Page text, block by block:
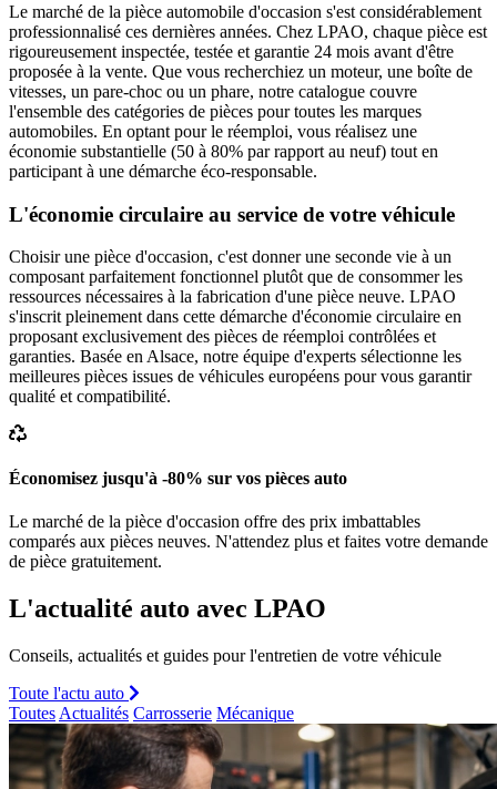
Le marché de la pièce automobile d'occasion s'est considérablement
professionnalisé ces dernières années. Chez LPAO, chaque pièce est
rigoureusement inspectée, testée et garantie 24 mois avant d'être
proposée à la vente. Que vous recherchiez un moteur, une boîte de
vitesses, un pare-choc ou un phare, notre catalogue couvre
l'ensemble des catégories de pièces pour toutes les marques
automobiles. En optant pour le réemploi, vous réalisez une
économie substantielle (50 à 80% par rapport au neuf) tout en
participant à une démarche éco-responsable.
L'économie circulaire au service de votre véhicule
Choisir une pièce d'occasion, c'est donner une seconde vie à un
composant parfaitement fonctionnel plutôt que de consommer les
ressources nécessaires à la fabrication d'une pièce neuve. LPAO
s'inscrit pleinement dans cette démarche d'économie circulaire en
proposant exclusivement des pièces de réemploi contrôlées et
garanties. Basée en Alsace, notre équipe d'experts sélectionne les
meilleures pièces issues de véhicules européens pour vous garantir
qualité et compatibilité.
Économisez jusqu'à -80% sur vos pièces auto
Le marché de la pièce d'occasion offre des prix imbattables
comparés aux pièces neuves. N'attendez plus et faites votre demande
de pièce gratuitement.
L'actualité auto avec LPAO
Conseils, actualités et guides pour l'entretien de votre véhicule
Toute l'actu auto
Toutes Actualités Carrosserie Mécanique